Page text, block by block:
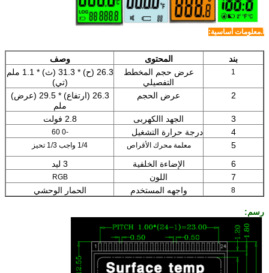
أ.معلومات أساسية:
بند المحتوى وصف
1
عرض حجم المخطط
التفصيلي
26.3 (ح) * 31.3 (ث) * 1.1 ملم
(تي)
2
عرض الحجم
26.3 (ارتفاع) * 29.5 (عرض)
ملم
3
الجهد االكهربى
2.8 فولت
4
درجة حرارة التشغيل -0 60
5 معلمة محرك الأقراص 1/4 واجب 1/3 تحيز
6 الإضاءة الخلفية
3 ليد
7
اللون
RGB
8
واجهه المستخدم الحمار الوحشي
رسم: